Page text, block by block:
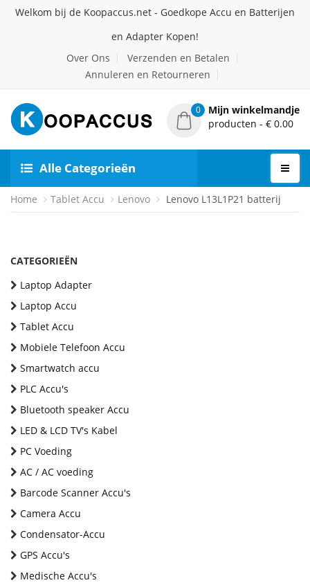
Welkom bij de Koopaccus.net - Goedkope Accu en Batterijen
en Adapter Kopen!
Over Ons
Verzenden en Betalen
Annuleren en Retourneren
0
Mijn winkelmandje
producten - € 0.00
Alle Categorieën
Home Tablet Accu Lenovo Lenovo L13L1P21 batterij
CATEGORIEËN
Laptop Adapter
Laptop Accu
Tablet Accu
Mobiele Telefoon Accu
Smartwatch accu
PLC Accu's
Bluetooth speaker Accu
LED & LCD TV's Kabel
PC Voeding
AC / AC voeding
Barcode Scanner Accu's
Camera Accu
Condensator-Accu
GPS Accu's
Medische Accu's